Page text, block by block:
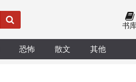
书
恐怖 散文 其他